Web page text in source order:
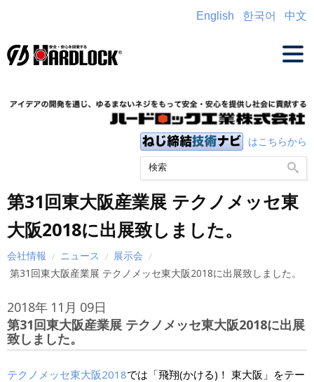
中文
한국어
English
はこちらから
第31回東大阪産業展 テクノメッセ東
大阪2018に出展致しました。
会社情報 ニュース
展示会
第31回東大阪産業展 テクノメッセ東大阪2018に出展致しました。
2018年 11月 09日
第31回東大阪産業展 テクノメッセ東大阪2018に出展
致しました。
テクノメッセ東大阪2018では「飛翔(かける)！ 東大阪」をテー